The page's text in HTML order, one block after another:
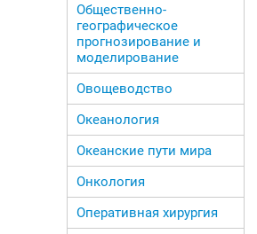
Общественно-
географическое
прогнозирование и
моделирование
Овощеводство
Океанология
Океанские пути мира
Онкология
Оперативная хирургия